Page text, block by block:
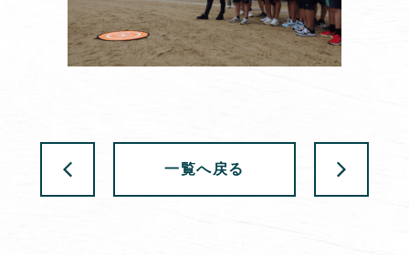
一覧へ戻る